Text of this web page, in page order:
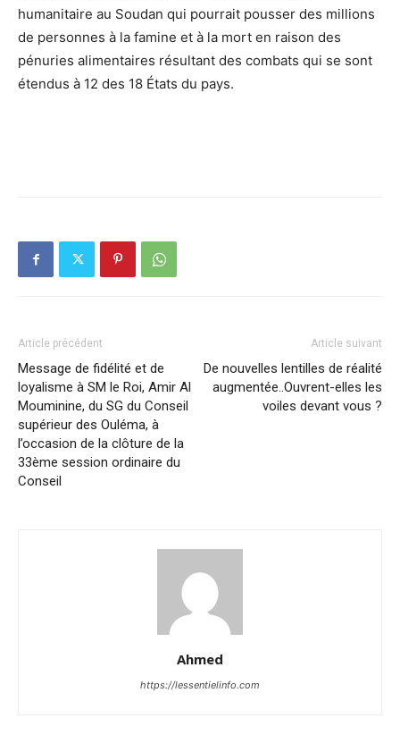
humanitaire au Soudan qui pourrait pousser des millions
de personnes à la famine et à la mort en raison des
pénuries alimentaires résultant des combats qui se sont
étendus à 12 des 18 États du pays.
Article précédent
Message de fidélité et de
loyalisme à SM le Roi, Amir Al
Mouminine, du SG du Conseil
supérieur des Ouléma, à
l’occasion de la clôture de la
33ème session ordinaire du
Conseil
Article suivant
De nouvelles lentilles de réalité
augmentée..Ouvrent-elles les
voiles devant vous ?
Ahmed
https://lessentielinfo.com